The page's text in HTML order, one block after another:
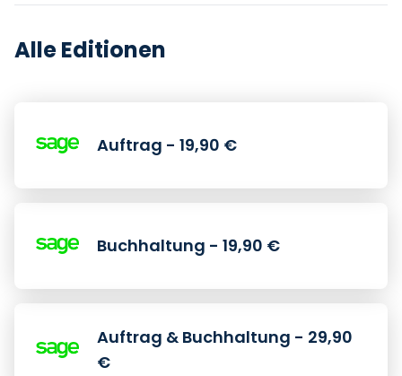
Alle Editionen
Auftrag - 19,90 €
Buchhaltung - 19,90 €
Auftrag & Buchhaltung - 29,90
€